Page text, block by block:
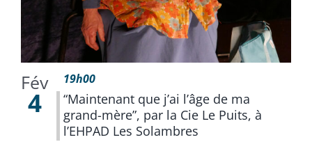
Fév
4
19h00
“Maintenant que j’ai l’âge de ma
grand-mère”, par la Cie Le Puits, à
l’EHPAD Les Solambres